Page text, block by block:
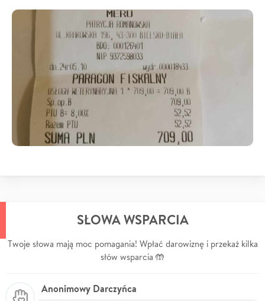
SŁOWA WSPARCIA
Twoje słowa mają moc pomagania! Wpłać darowiznę i przekaż kilka
słów wsparcia 🤲
Anonimowy Darczyńca